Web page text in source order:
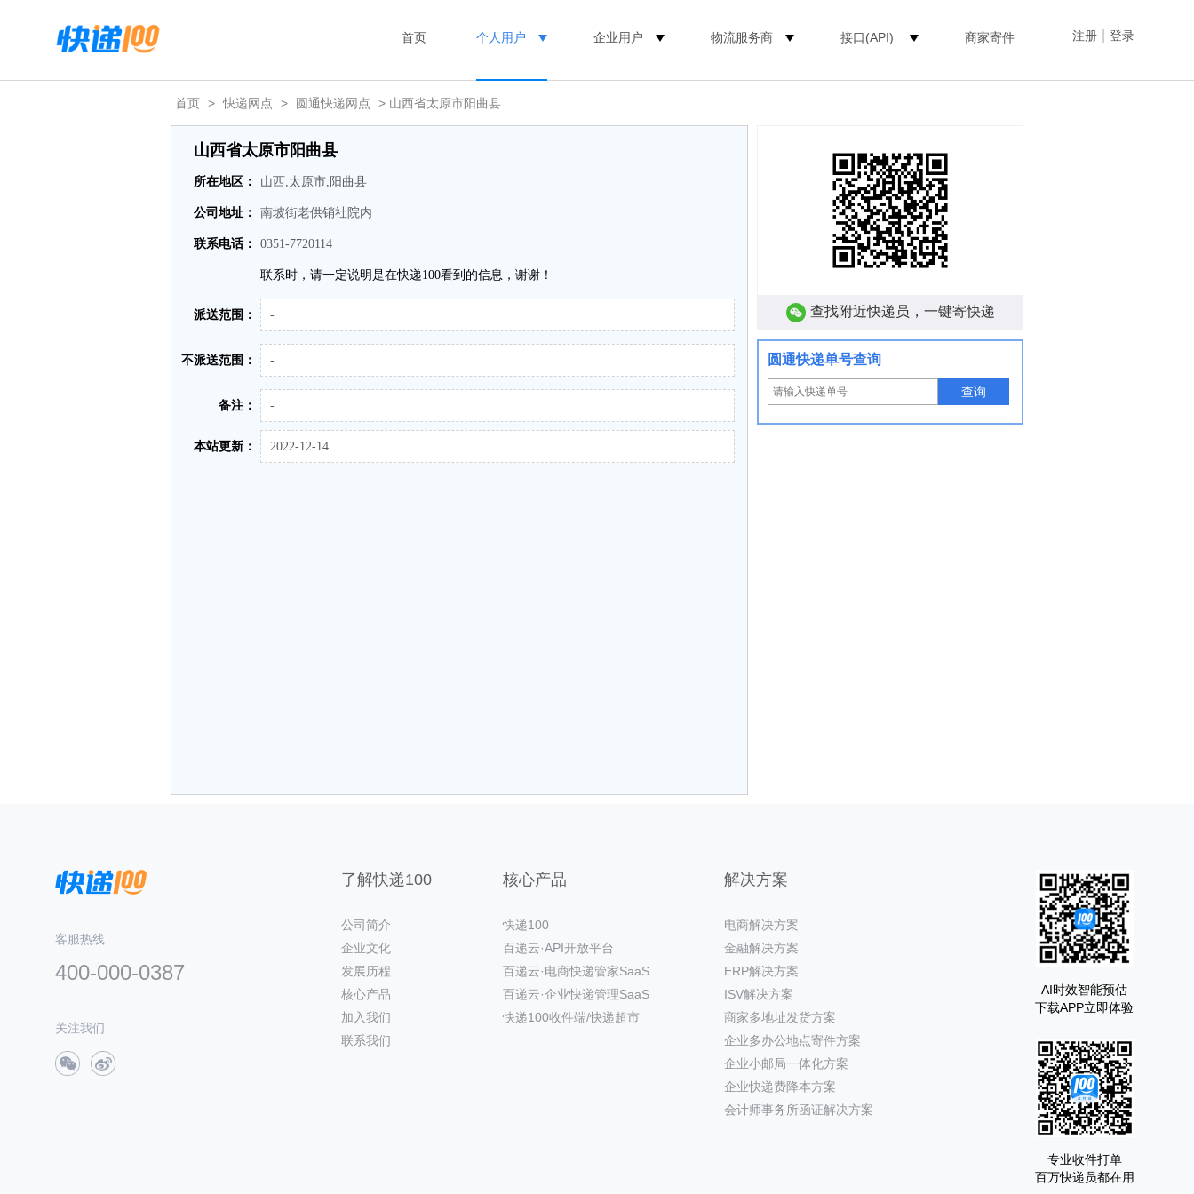
注册 登录
首页 个人用户 企业用户 物流服务商 接口(API) 商家寄件
首页 > 快递网点 > 圆通快递网点 > 山西省太原市阳曲县
山西省太原市阳曲县
所在地区： 山西,太原市,阳曲县
公司地址： 南坡街老供销社院内
联系电话： 0351-7720114
联系时，请一定说明是在快递100看到的信息，谢谢！
派送范围： -
不派送范围： -
备注： -
本站更新： 2022-12-14
查找附近快递员，一键寄快递
圆通快递单号查询
查询
客服热线
400-000-0387
关注我们
了解快递100
公司简介
企业文化
发展历程
核心产品
加入我们
联系我们
核心产品
快递100
百递云·API开放平台
百递云·电商快递管家SaaS
百递云·企业快递管理SaaS
快递100收件端/快递超市
解决方案
电商解决方案
金融解决方案
ERP解决方案
ISV解决方案
商家多地址发货方案
企业多办公地点寄件方案
企业小邮局一体化方案
企业快递费降本方案
会计师事务所函证解决方案
AI时效智能预估
下载APP立即体验
专业收件打单
百万快递员都在用